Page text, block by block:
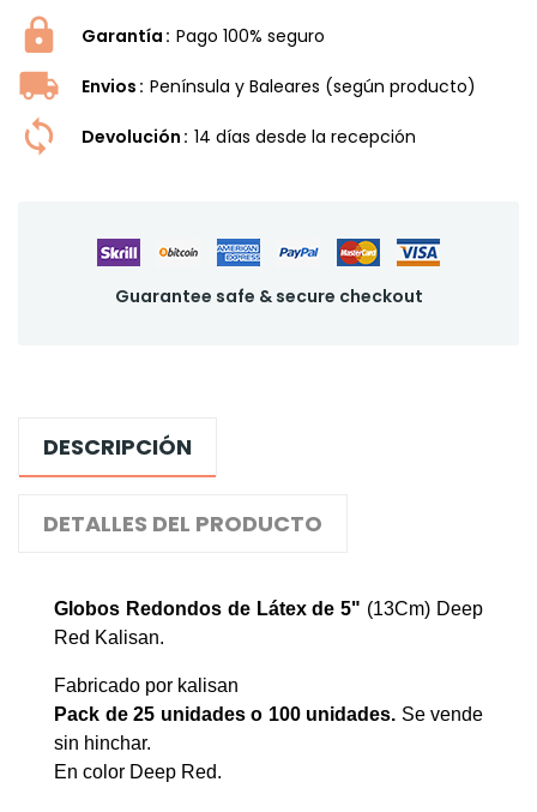
Garantía Pago 100% seguro
Envios Península y Baleares (según producto)
Devolución 14 dí­as desde la recepción
Guarantee safe & secure checkout
DESCRIPCIÓN
DETALLES DEL PRODUCTO
Globos Redondos de Látex de 5" (13Cm) Deep
Red Kalisan.
Fabricado por kalisan
Pack de 25 unidades o 100 unidades. Se vende
sin hinchar.
En color Deep Red.